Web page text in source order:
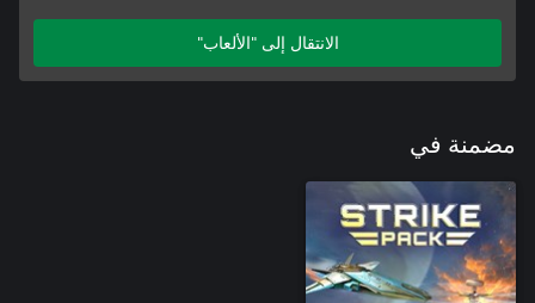
الانتقال إلى "الألعاب"
مضمنة في